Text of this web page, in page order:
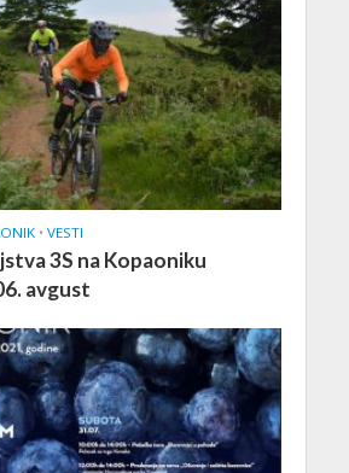
• VESTI
3S na Kopaoniku
avgust